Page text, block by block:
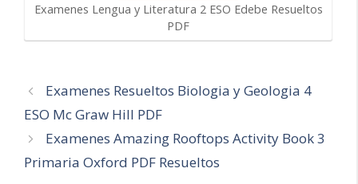
Examenes Lengua y Literatura 2 ESO Edebe Resueltos
PDF
Navegación
de
Examenes Resueltos Biologia y Geologia 4
ESO Mc Graw Hill PDF
Examenes Amazing Rooftops Activity Book 3
Primaria Oxford PDF Resueltos